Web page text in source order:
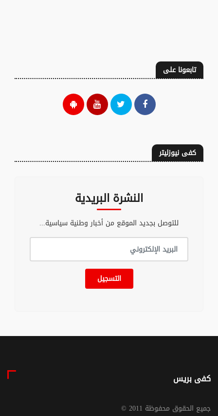
تابعونا على
كفى نيوزليتر
النشرة البريدية
للتوصل بجديد الموقع من أخبار وطنية سياسية...
التسجيل
كفى بريس
© جميع الحقوق محفوظة 2011